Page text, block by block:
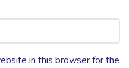
in this browser for the